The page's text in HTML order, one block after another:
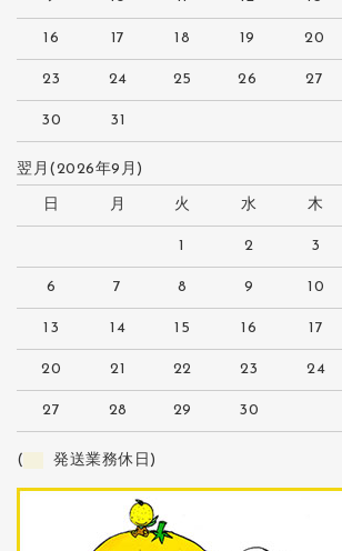
16 17 18 19 20
23 24 25 26 27
30 31
翌月(2026年9月)
日 月 火 水 木
1 2 3
6 7 8 9 10
13 14 15 16 17
20 21 22 23 24
27 28 29 30
( 発送業務休日)